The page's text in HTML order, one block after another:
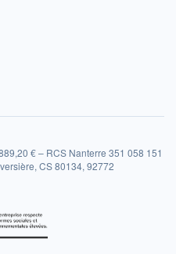
€ – RCS Nanterre 351 058 151
CS 80134, 92772